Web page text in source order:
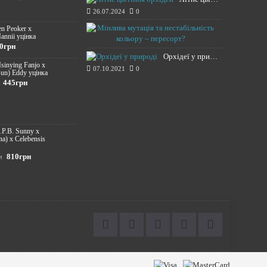
Peoker x
уцінка
Fanjo x
Eddy уцінка
445грн
Sunny х
x Celebensis
810грн
26.07.2024 0
Орхідеї у природі
07.10.2021 0